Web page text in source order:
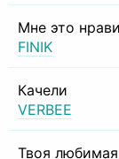
Мне это
FINIK
Качели
VERBEE
Твоя любимая